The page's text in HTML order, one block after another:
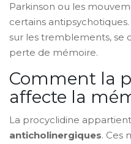
Parkinson ou les
certains
sur les tremblements, se
perte de mémoire.
Comment la
affecte la
La procyclidine
anticholinergiques. Ces